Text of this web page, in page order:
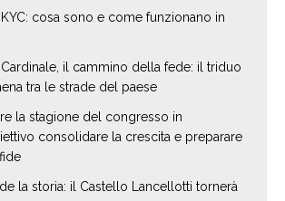
cosa sono e come funzionano in
il cammino della fede: il triduo
tra le strade del paese
la stagione del congresso in
consolidare la crescita e preparare
la storia: il Castello Lancellotti tornerà